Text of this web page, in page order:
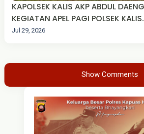
KAPOLSEK KALIS AKP ABDUL DAENG USMAN PIMPIN
KEGIATAN APEL PAGI POLSEK KALIS.
Jul 29, 2026
Show Comments